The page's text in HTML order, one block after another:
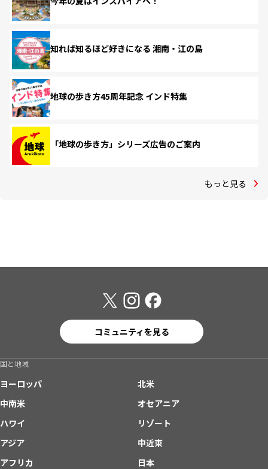
知れば知るほど好きになる 湘南・江の島
地球の歩き方45周年記念 インド特集
「地球の歩き方」シリーズ広告のご案内
もっと見る
コミュニティを見る
国と地域
ヨーロッパ
北米
中南米
オセアニア
ハワイ
リゾート
アジア
中近東
アフリカ
日本